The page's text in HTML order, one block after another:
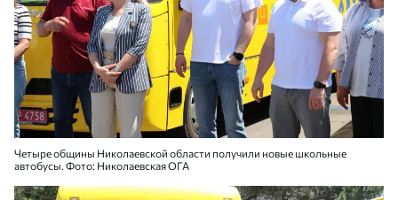
Четыре общины Николаевской области получили новые школьные
автобусы. Фото: Николаевская ОГА